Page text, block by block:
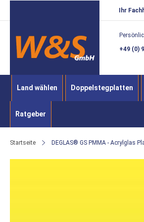
Direkt
zum
Inhalt
Ihr
+49 (0)
Land wählen Doppelstegplatten
Ratgeber
Startseite DEGLAS® GS PMMA - Acrylglas